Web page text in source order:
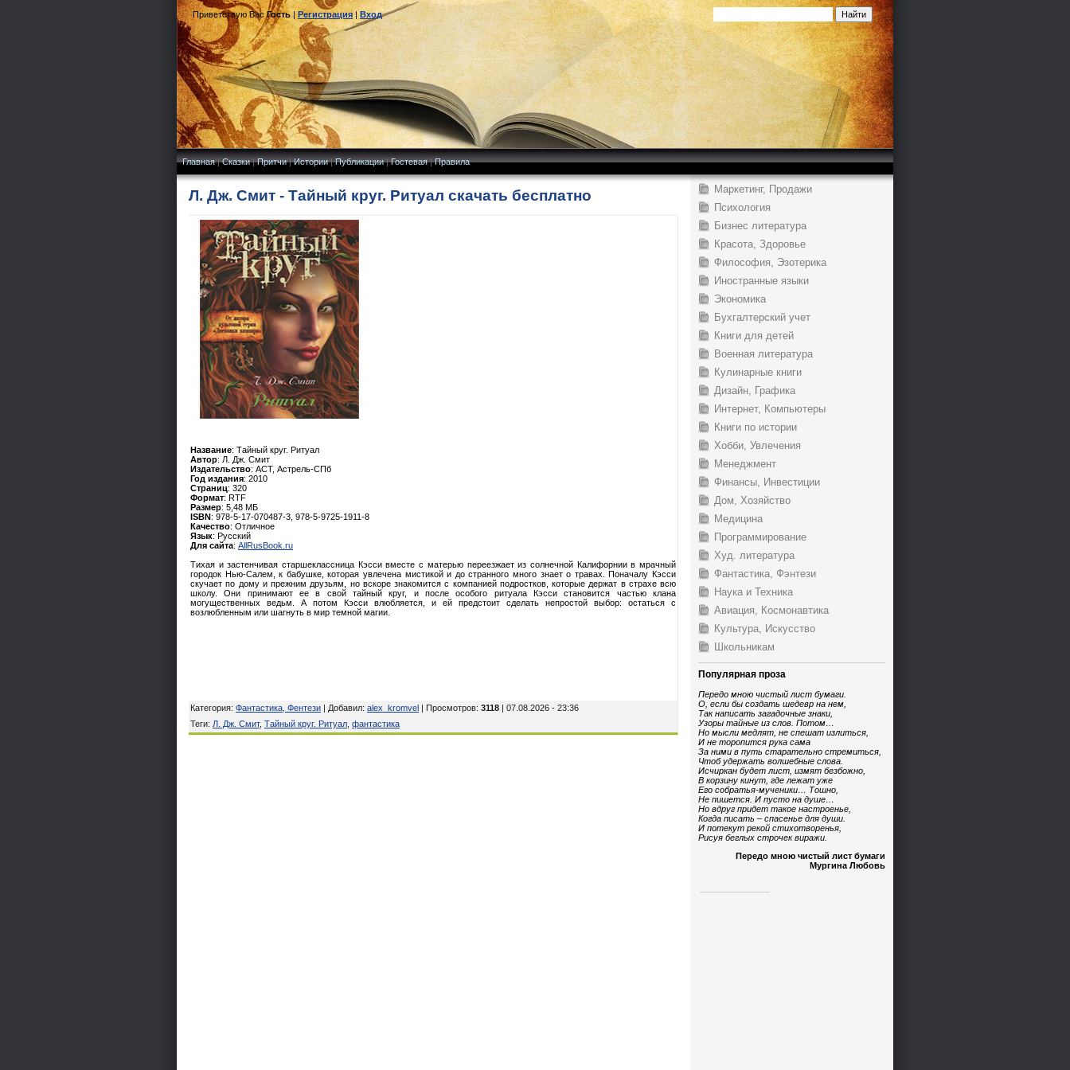
Приветствую Вас Гость|Регистрация|Вход
Главная|Сказки|Притчи|Истории|Публикации|Гостевая|Правила
Л. Дж. Смит - Тайный круг. Ритуал скачать бесплатно
Название: Тайный круг. Ритуал
Автор: Л. Дж. Смит
Издательство: АСТ, Астрель-СПб
Год издания: 2010
Страниц: 320
Формат: RTF
Размер: 5,48 МБ
ISBN: 978-5-17-070487-3, 978-5-9725-1911-8
Качество: Отличное
Язык: Русский
Для сайта: AllRusBook.ru
Тихая и застенчивая старшеклассница Кэсси вместе с матерью переезжает из солнечной Калифорнии в мрачный
городок Нью-Салем, к бабушке, которая увлечена мистикой и до странного много знает о травах. Поначалу Кэсси
скучает по дому и прежним друзьям, но вскоре знакомится с компанией подростков, которые держат в страхе всю
школу. Они принимают ее в свой тайный круг, и после особого ритуала Кэсси становится частью клана
могущественных ведьм. А потом Кэсси влюбляется, и ей предстоит сделать непростой выбор: остаться с
возлюбленным или шагнуть в мир темной магии.
Категория: Фантастика, Фентези | Добавил: alex_kromvel | Просмотров: 3118 | 07.08.2026 - 23:36
Теги: Л. Дж. Смит, Тайный круг. Ритуал фантастика
Маркетинг, Продажи
Психология
Бизнес литература
Красота, Здоровье
Философия, Эзотерика
Иностранные языки
Экономика
Бухгалтерский учет
Книги для детей
Военная литература
Кулинарные книги
Дизайн, Графика
Интернет, Компьютеры
Книги по истории
Хобби, Увлечения
Менеджмент
Финансы, Инвестиции
Дом, Хозяйство
Медицина
Программирование
Худ. литература
Фантастика, Фэнтези
Наука и Техника
Авиация, Космонавтика
Культура, Искусство
Школьникам
Популярная проза
Передо мною чистый лист бумаги.
О, если бы создать шедевр на нем,
Так написать загадочные знаки,
Узоры тайные из слов. Потом…
Но мысли медлят, не спешат излиться,
И не торопится рука сама
За ними в путь старательно стремиться,
Чтоб удержать волшебные слова.
Исчиркан будет лист, измят безбожно,
В корзину кинут, где лежат уже
Его собратья-мученики… Тошно,
Не пишется. И пусто на душе…
Но вдруг придет такое настроенье,
Когда писать – спасенье для души.
И потекут рекой стихотворенья,
Рисуя беглых строчек виражи.
Передо мною чистый лист бумаги
Мургина Любовь